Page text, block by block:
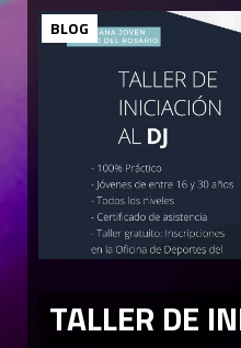
BLOG
TALLER DE